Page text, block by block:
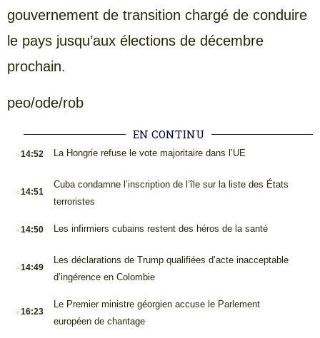
gouvernement de transition chargé de conduire
le pays jusqu’aux élections de décembre
prochain.
peo/ode/rob
EN CONTINU
.14:52 La Hongrie refuse le vote majoritaire dans l’UE
.14:51
Cuba condamne l’inscription de l’île sur la liste des États
terroristes
.14:50 Les infirmiers cubains restent des héros de la santé
.14:49
Les déclarations de Trump qualifiées d’acte inacceptable
d’ingérence en Colombie
.16:23
Le Premier ministre géorgien accuse le Parlement
européen de chantage